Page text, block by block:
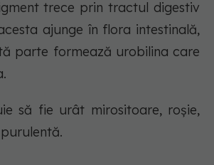
trece prin tractul digestiv
ajunge în flora intestinală,
parte formează urobilina care
să fie urât mirositoare, roșie,